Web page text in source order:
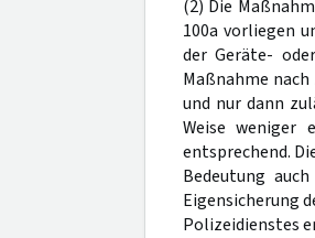
(2) Die
100a vorliegen
der Geräte-
Maßnahme
und nur dann
Weise weniger
entsprechend.
Bedeutung
Eigensicherung
Polizeidienstes